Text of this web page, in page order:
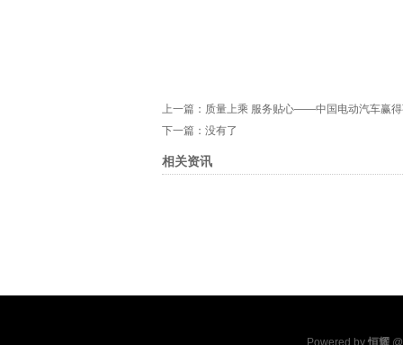
上一篇： 质量上乘 服务贴心——中国电动汽车赢
下一篇：没有了
相关资讯
Powered by 恒耀